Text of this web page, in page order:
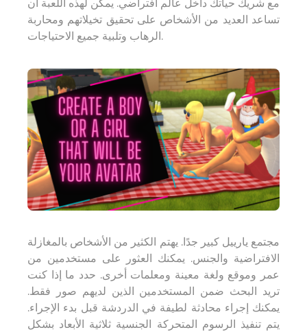
مع شريك حياتك داخل عالم افتراضي. يمكن لهذه اللعبة أن
تساعد العديد من الأشخاص على تحقيق تخيلاتهم ومحاربة
الرهاب وتلبية جميع الاحتياجات.
مجتمع يارييل كبير جدًا. يهتم الكثير من الأشخاص بالمغازلة
الافتراضية والجنس. يمكنك العثور على مستخدمين من
عمر وموقع ولغة معينة ومعلمات أخرى. حدد ما إذا كنت
تريد البحث ضمن المستخدمين الذين لديهم صور فقط.
يمكنك إجراء محادثة لطيفة في الدردشة قبل بدء الإجراء.
يتم تنفيذ الرسوم المتحركة الجنسية ثلاثية الأبعاد بشكل